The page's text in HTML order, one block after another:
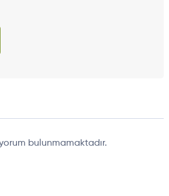
bulunmamaktadır.